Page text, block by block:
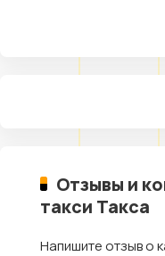
Отзывы и
такси Такса
Напишите отзыв о